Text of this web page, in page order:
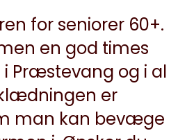
for seniorer 60+.
en god times
Præstevang og i al
er
man kan bevæge